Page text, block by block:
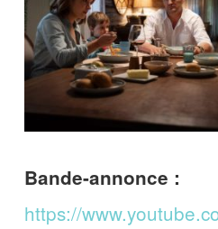
Bande-annonce :
https://